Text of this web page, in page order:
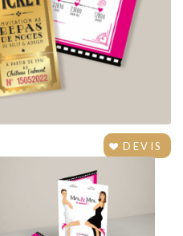
DEVIS